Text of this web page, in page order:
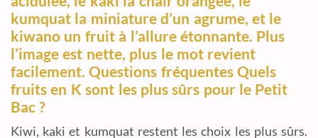
kumquat la miniature d’un agrume, et le
kiwano un fruit à l’allure étonnante. Plus
l’image est nette, plus le mot revient
facilement. Questions fréquentes Quels
fruits en K sont les plus sûrs pour le Petit
Bac ?
Kiwi, kaki et kumquat restent les choix les plus sûrs.